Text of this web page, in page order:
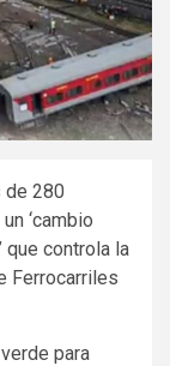
de 280
‘cambio
que controla la
Ferrocarriles
para